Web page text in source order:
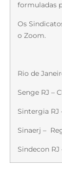
formuladas
Os
o Zoom.
Rio de
Senge RJ –
Sintergia RJ
Sinaerj –
Sindecon